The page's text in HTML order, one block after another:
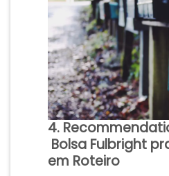
4.
Bolsa Fulbright
em Roteiro